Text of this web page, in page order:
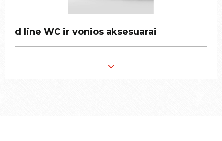
d line WC ir vonios aksesuarai
d line WC ir vonios aksesuarai